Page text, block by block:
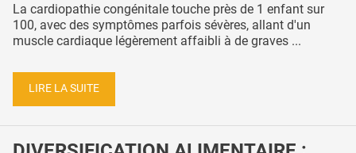
La cardiopathie congénitale touche près de 1 enfant sur
100, avec des symptômes parfois sévères, allant d'un
muscle cardiaque légèrement affaibli à de graves ...
LIRE LA SUITE